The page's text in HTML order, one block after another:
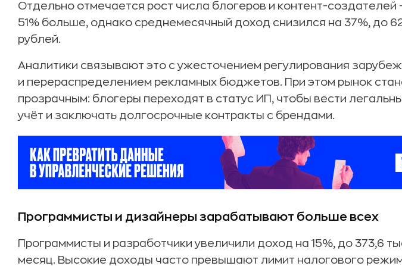
Отдельно отмечается рост числа блогеров и контент-создателей
51% больше, однако среднемесячный доход снизился на 37%, до
рублей.
Аналитики связывают это с ужесточением регулирования
и перераспределением рекламных бюджетов. При этом рынок
прозрачным: блогеры переходят в статус ИП, чтобы вести
учёт и заключать долгосрочные контракты с брендами.
Программисты и дизайнеры зарабатывают больше всех
Программисты и разработчики увеличили доход на 15%, до 373,6
месяц. Высокие доходы часто превышают лимит налогового